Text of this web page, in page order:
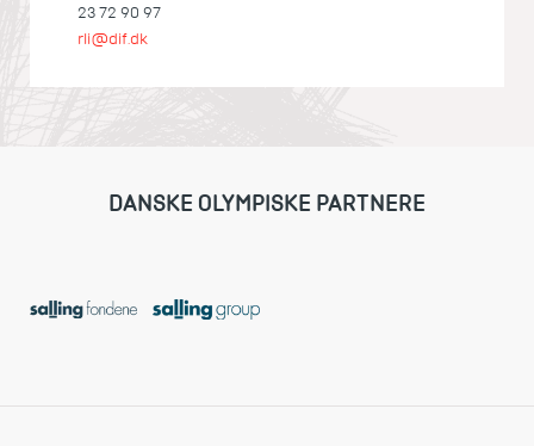
23 72 90 97
rli@dif.dk
DANSKE OLYMPISKE PARTNERE